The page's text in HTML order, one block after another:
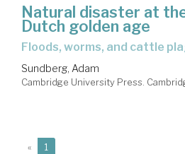
Natural disaster at
Dutch golden age
floods, worms, and cattle
Sundberg, Adam
Cambridge University Press.
« 1